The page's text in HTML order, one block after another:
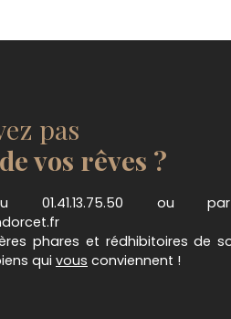
pas
vos rêves ?
au 01.41.13.75.50 ou
phares et rédhibitoires de
qui vous conviennent !